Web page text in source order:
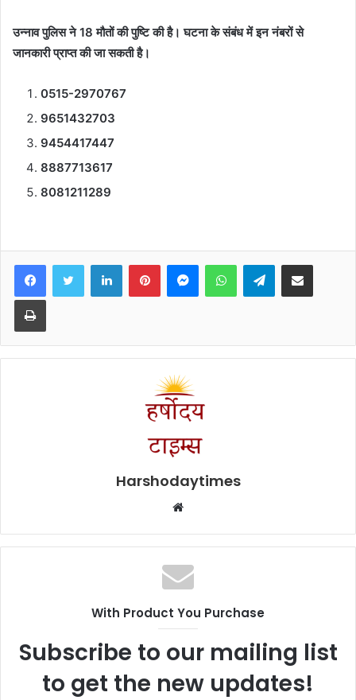
उन्नाव पुलिस ने 18 मौतों की पुष्टि की है। घटना के संबंध में इन नंबरों से
जानकारी प्राप्त की जा सकती है।
0515-2970767
9651432703
9454417447
8887713617
8081211289
FacebookTwitter LinkedInPinterestMessengerWhatsAppTelegramShare via Email
Print
Harshodaytimes
Website
With Product You Purchase
Subscribe to our mailing list
to get the new updates!